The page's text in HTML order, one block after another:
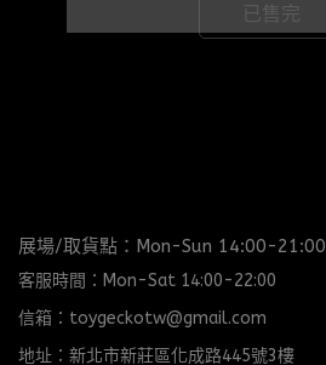
已售完
展場/取貨點：Mon-Sun 14:00-21:00
客服時間：Mon-Sat 14:00-22:00
信箱：toygeckotw@gmail.com
地址：新北市新莊區化成路445號3樓